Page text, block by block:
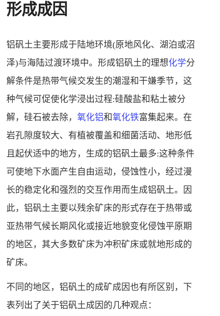
形成成因
铝矾土主要形成于陆地环境(原地风化、湖泊或沼
泽)与海陆过渡环境中。形成铝矾土的理想化学分
解条件是热带气候交发生的潮湿和干嫌季节，这
种气候可促使化学浸出过程:硅酸盐和粘土被分
解，硅石被去除，氧化铝和氧化铁富集起来。在
岩孔隙度较大、有植被覆盖和细菌活动、地形低
且起伏适中的地方，生成的铝矾土最多:这种条件
可使地下水面产生自由运动，侵蚀性小，经过漫
长的稳定化和强烈的交互作用而生成铝矾土。因
此，铝矾土主要以残余矿床的形式存在于热带或
亚热带气候长期风化或接近地貌变化侵蚀平原期
的地区，其大多数矿床为冲积矿床或就地形成的
矿床。
不同的地区，铝矾土的成矿成因也有所区别，下
表列出了关于铝矾土成因的几种观点：